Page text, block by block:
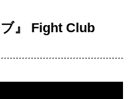
』 Fight Club